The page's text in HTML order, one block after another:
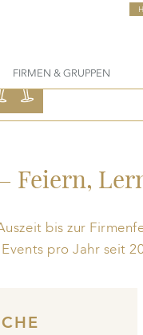
FIRMEN & GRUPPEN
bis zur
pro Jahr seit